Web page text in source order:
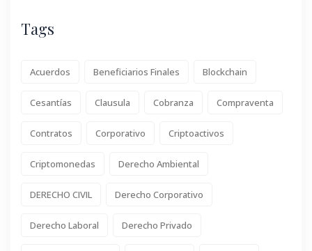
Tags
Acuerdos Beneficiarios Finales Blockchain
Cesantías Clausula Cobranza Compraventa
Contratos Corporativo Criptoactivos
Criptomonedas Derecho Ambiental
DERECHO CIVIL Derecho Corporativo
Derecho Laboral Derecho Privado